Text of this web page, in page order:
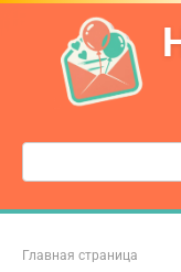
Перейти
контенту
Поиск:
Главная страница